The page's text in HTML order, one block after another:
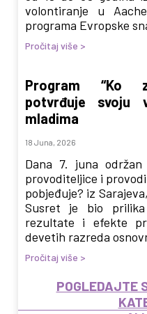
volontiranje u
programa Evropske
Pročitaj više >
Program “Ko
potvrđuje svoju
mladima
18 Juna, 2026
Dana 7. juna
provoditeljice i
pobjeđuje? iz
Susret je bio prilika
rezultate i efekte
devetih razreda
Pročitaj više >
POGLEDAJTE